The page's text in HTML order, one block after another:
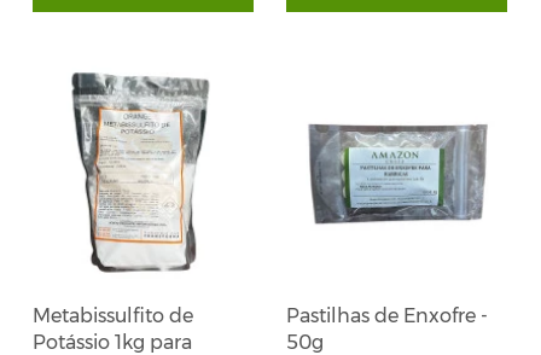
Metabissulfito de
Potássio 1kg para
Pastilhas de Enxofre -
50g